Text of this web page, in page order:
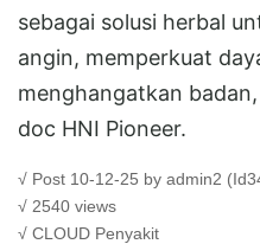
sebagai solusi herbal
angin, memperkuat
menghangatkan
doc HNI Pioneer.
√ Post 10-12-25 by admin2
√ 2540 views
√ CLOUD Penyakit